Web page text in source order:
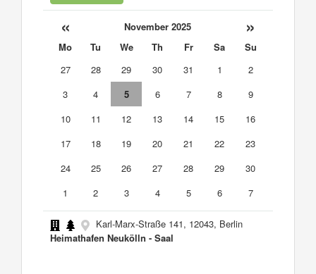
« November 2025 »
Mo Tu We Th Fr Sa
Su
27
28 29 30 31 1
2
3
4 5 6 7 8
9
10
11 12 13 14 15
16
17
18 19 20 21 22
23
24
25 26 27 28 29
30
1
2 3 4 5 6 7
Karl-Marx-Straße 141, 12043, Berlin
Heimathafen Neukölln - Saal